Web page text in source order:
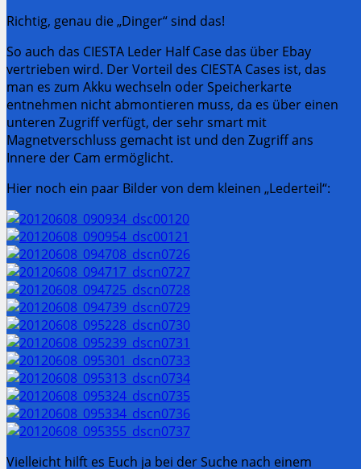
Richtig, genau die „Dinger“ sind das!
So auch das CIESTA Leder Half Case das über Ebay
vertrieben wird. Der Vorteil des CIESTA Cases ist, das
man es zum Akku wechseln oder Speicherkarte
entnehmen nicht abmontieren muss, da es über einen
unteren Zugriff verfügt, der sehr smart mit
Magnetverschluss gemacht ist und den Zugriff ans
Innere der Cam ermöglicht.
Hier noch ein paar Bilder von dem kleinen „Lederteil“:
Vielleicht hilft es Euch ja bei der Suche nach einem